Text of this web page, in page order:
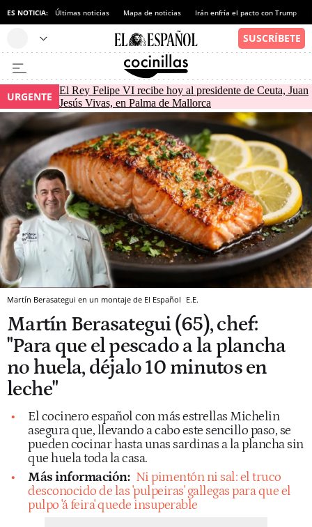
ES NOTICIA: Últimas noticias Mapa de noticias Irán enfría el pacto con Trump
URGENTE
El Rey Felipe VI recibe hoy al presidente de Ceuta, Juan
Jesús Vivas, en Palma de Mallorca
Martín Berasategui en un montaje de El Español E.E.
Martín Berasategui (65), chef:
"Para que el pescado a la plancha
no huela, déjalo 10 minutos en
leche"
El cocinero español con más estrellas Michelin
asegura que, llevando a cabo este sencillo paso, se
pueden cocinar hasta unas sardinas a la plancha sin
que huela toda la casa.
Más información: Ni pimentón ni sal: el truco
desconocido de las 'pulpeiras' gallegas para que el
pulpo 'á feira' quede insuperable